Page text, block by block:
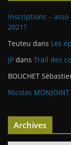
Inscriptions – asso
2021?
Teuteu dans Les
JP dans Trail des
BOUCHET
Nicolas MONJOINT
Archives